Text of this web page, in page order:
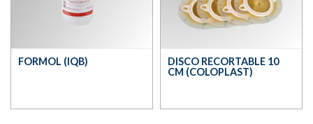
FORMOL (IQB)
DISCO RECORTABLE 10
CM (COLOPLAST)